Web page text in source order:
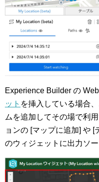
Experience Builder の
ット を挿入している場合
ムを追加してその場で利
ョンの [マップに追加] や
のウィジェットに出力ソ